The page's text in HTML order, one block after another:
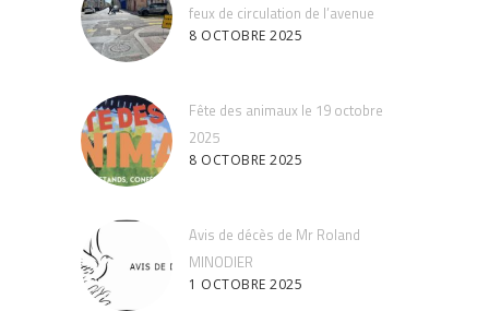
feux de circulation de l’avenue
8 OCTOBRE 2025
Fête des animaux le 19 octobre
2025
8 OCTOBRE 2025
Avis de décès de Mr Roland
MINODIER
1 OCTOBRE 2025